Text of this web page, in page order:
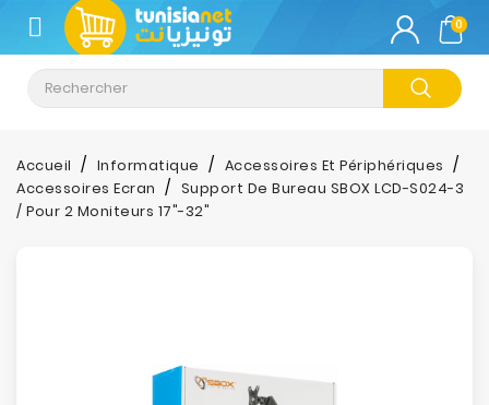
CATÉGORIE
Climatisation
Informatique
Téléphonie
0
Accueil Informatique
Accessoires Et Périphériques
Accessoires Ecran
Support De Bureau SBOX LCD-S024-3
/ Pour 2 Moniteurs 17"-32"